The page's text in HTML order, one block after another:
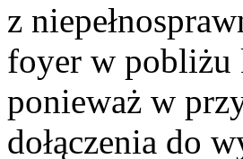
z
foyer w pobliżu
ponieważ w
dołączenia do